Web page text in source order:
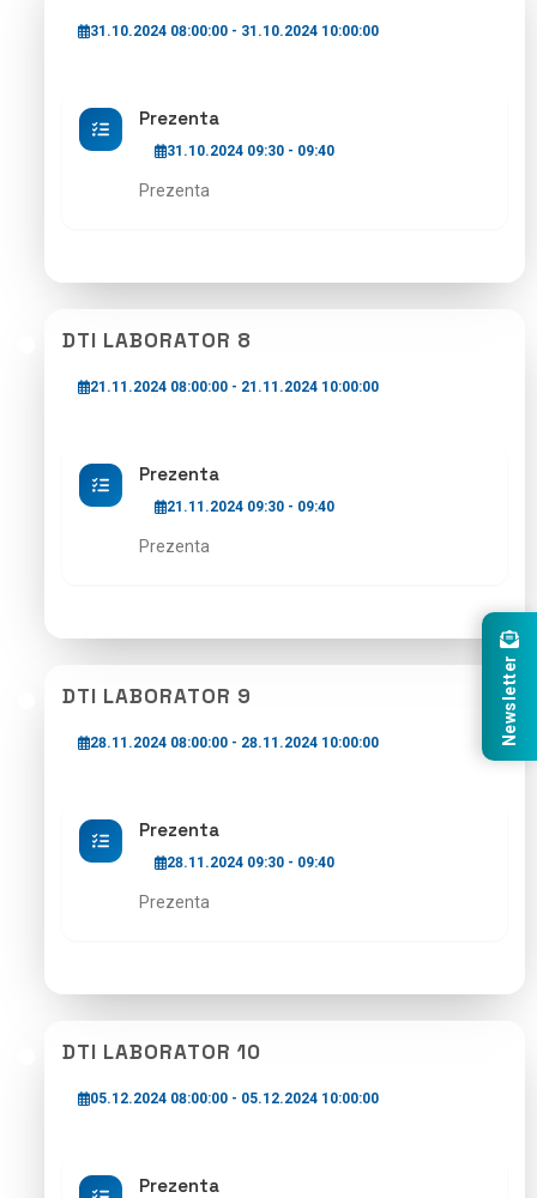
31.10.2024 08:00:00 - 31.10.2024 10:00:00
Prezenta
31.10.2024 09:30 - 09:40
Prezenta
DTI LABORATOR 8
21.11.2024 08:00:00 - 21.11.2024 10:00:00
Prezenta
21.11.2024 09:30 - 09:40
Prezenta
DTI LABORATOR 9
28.11.2024 08:00:00 - 28.11.2024 10:00:00
Prezenta
28.11.2024 09:30 - 09:40
Prezenta
DTI LABORATOR 10
05.12.2024 08:00:00 - 05.12.2024 10:00:00
Prezenta
Newsletter